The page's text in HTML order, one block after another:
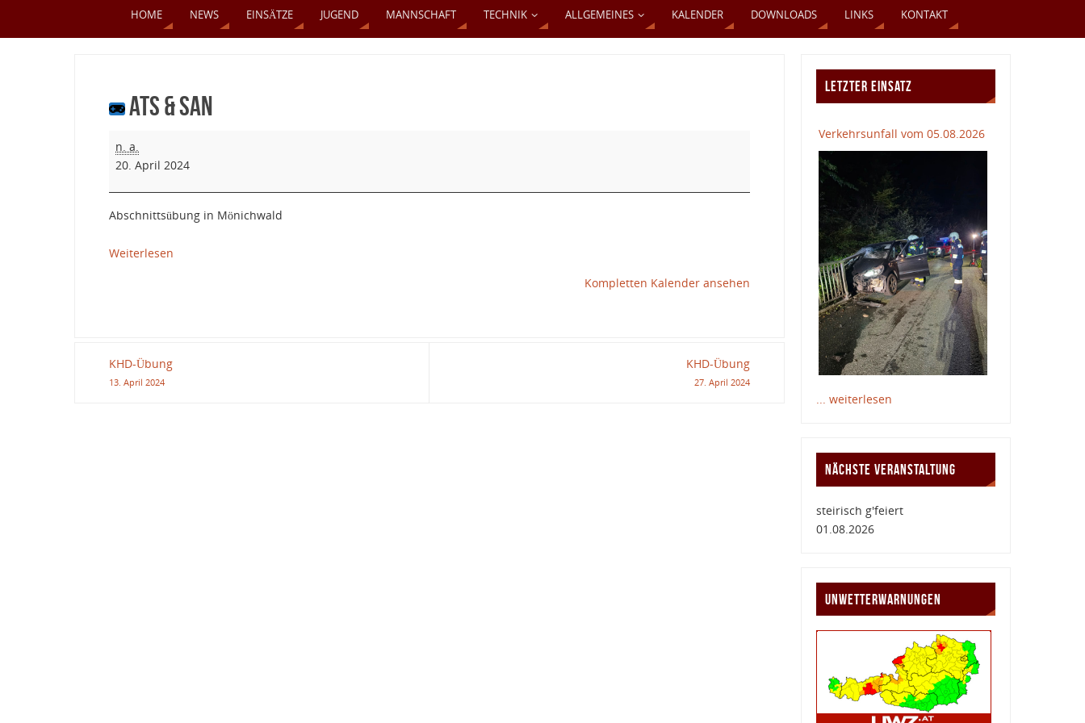
HOME NEWS EINSÄTZE JUGEND MANNSCHAFT TECHNIK ALLGEMEINES KALENDER DOWNLOADS LINKS KONTAKT
ATS & SAN
n. a.
20. April 2024
Abschnittsübung in Mönichwald
Weiterlesen
Kompletten Kalender ansehen
KHD-Übung
13. April 2024
KHD-Übung
27. April 2024
LETZTER EINSATZ
Verkehrsunfall vom 05.08.2026
... weiterlesen
NÄCHSTE VERANSTALTUNG
steirisch g'feiert
01.08.2026
UNWETTERWARNUNGEN